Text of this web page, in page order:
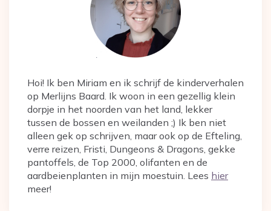
Hoi! Ik ben Miriam en ik schrijf de kinderverhalen
op Merlijns Baard. Ik woon in een gezellig klein
dorpje in het noorden van het land, lekker
tussen de bossen en weilanden ;) Ik ben niet
alleen gek op schrijven, maar ook op de Efteling,
verre reizen, Fristi, Dungeons & Dragons, gekke
pantoffels, de Top 2000, olifanten en de
aardbeienplanten in mijn moestuin. Lees hier
meer!